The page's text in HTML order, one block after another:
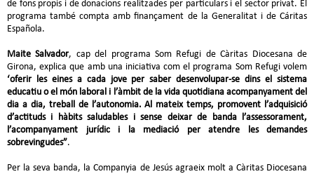
de fons propis i de donacions realitzades per particulars i el sector privat. El
programa també compta amb finançament de la Generalitat i de Cáritas
Española.
Maite Salvador, cap del programa Som Refugi de Càritas Diocesana de
Girona, explica que amb una iniciativa com el programa Som Refugi volem
‘oferir les eines a cada jove per saber desenvolupar-se dins el sistema
educatiu o el món laboral i l’àmbit de la vida quotidiana acompanyament del
dia a dia, treball de l’autonomia. Al mateix temps, promovent l’adquisició
d’actituds i hàbits saludables i sense deixar de banda l’assessorament,
l’acompanyament jurídic i la mediació per atendre les demandes
sobrevingudes”.
Per la seva banda, la Companyia de Jesús agraeix molt a Càritas Diocesana